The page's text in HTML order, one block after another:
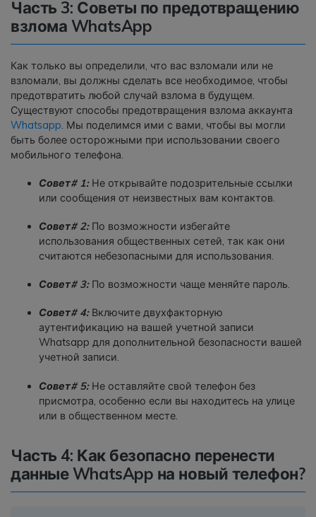
Часть 3: Советы по предотвращению
взлома WhatsApp
Как только вы определили, что вас взломали или не
взломали, вы должны сделать все необходимое, чтобы
предотвратить любой случай взлома в будущем.
Существуют способы предотвращения взлома аккаунта
Whatsapp. Мы поделимся ими с вами, чтобы вы могли
быть более осторожными при использовании своего
мобильного телефона.
Совет# 1: Не открывайте подозрительные ссылки
или сообщения от неизвестных вам контактов.
Совет# 2: По возможности избегайте
использования общественных сетей, так как они
считаются небезопасными для использования.
Совет# 3: По возможности чаще меняйте пароль.
Совет# 4: Включите двухфакторную
аутентификацию на вашей учетной записи
Whatsapp для дополнительной безопасности вашей
учетной записи.
Совет# 5: Не оставляйте свой телефон без
присмотра, особенно если вы находитесь на улице
или в общественном месте.
Часть 4: Как безопасно перенести
данные WhatsApp на новый телефон?